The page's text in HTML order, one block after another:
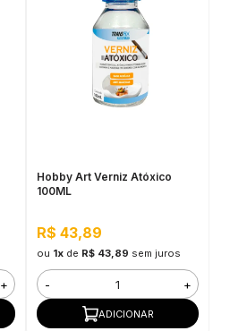
+
Hobby Art Verniz Atóxico
100ML
R$ 43,89
ou 1xde R$ 43,89 sem juros
- +
ADICIONAR